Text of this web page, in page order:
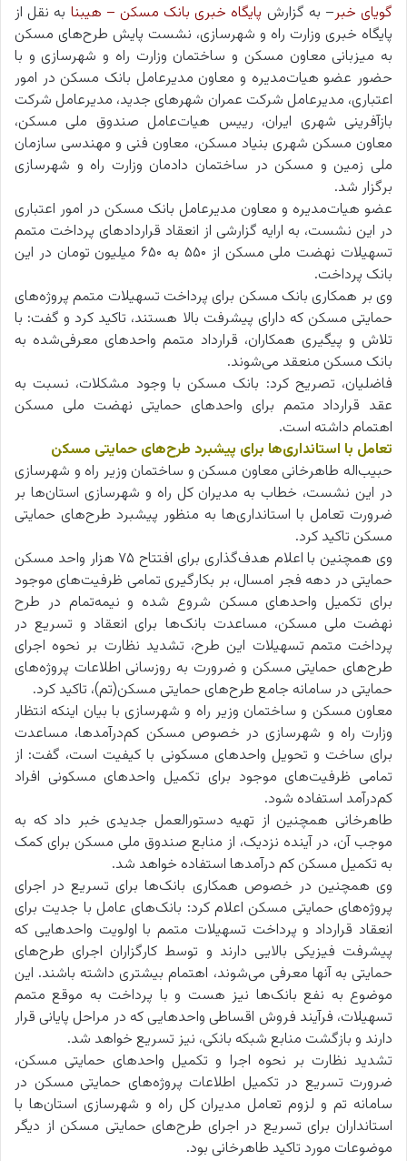
گویای خبر– به گزارش پایگاه خبری بانک مسکن – هیبنا به نقل از
پایگاه خبری وزارت راه و شهرسازی، نشست پایش طرح‌های مسکن
به میزبانی معاون مسکن و ساختمان وزارت راه و شهرسازی و با
حضور عضو هیات‌مدیره و معاون مدیرعامل بانک مسکن در امور
اعتباری، مدیرعامل شرکت عمران شهرهای جدید، مدیرعامل شرکت
بازآفرینی شهری ایران، رییس هیات‌عامل صندوق ملی مسکن،
معاون مسکن شهری بنیاد مسکن، معاون فنی و مهندسی سازمان
ملی زمین و مسکن در ساختمان دادمان وزارت راه و شهرسازی
برگزار شد.
عضو هیات‌مدیره و معاون مدیرعامل بانک مسکن در امور اعتباری
در این نشست، به ارایه گزارشی از انعقاد قراردادهای پرداخت متمم
تسهیلات نهضت ملی مسکن از ۵۵۰ به ۶۵۰ میلیون تومان در این
بانک پرداخت.
وی بر همکاری بانک مسکن برای پرداخت تسهیلات متمم پروژه‌های
حمایتی مسکن که دارای پیشرفت بالا هستند، تاکید کرد و گفت: با
تلاش و پیگیری همکاران، قرارداد متمم واحدهای معرفی‌شده به
بانک مسکن منعقد می‌شوند.
فاضلیان، تصریح کرد: بانک مسکن با وجود مشکلات، نسبت به
عقد قرارداد متمم برای واحدهای حمایتی نهضت ملی مسکن
اهتمام داشته است.
تعامل با استانداری‌ها برای پیشبرد طرح‌های حمایتی مسکن
حبیب‌اله طاهرخانی معاون مسکن و ساختمان وزیر راه و شهرسازی
در این نشست، خطاب به مدیران کل راه و شهرسازی استان‌ها بر
ضرورت تعامل با استانداری‌ها به منظور پیشبرد طرح‌های حمایتی
مسکن تاکید کرد.
وی همچنین با اعلام هدف‌گذاری برای افتتاح ۷۵ هزار واحد مسکن
حمایتی در دهه فجر امسال، بر بکارگیری تمامی ظرفیت‌های موجود
برای تکمیل واحدهای مسکن شروع شده و نیمه‌تمام در طرح
نهضت ملی مسکن، مساعدت بانک‌ها برای انعقاد و تسریع در
پرداخت متمم تسهیلات این طرح، تشدید نظارت بر نحوه اجرای
طرح‌های حمایتی مسکن و ضرورت به روزسانی اطلاعات پروژه‌های
حمایتی در سامانه جامع طرح‌های حمایتی مسکن(تم)، تاکید کرد.
معاون مسکن و ساختمان وزیر راه و شهرسازی با بیان اینکه انتظار
وزارت راه و شهرسازی در خصوص مسکن کم‌درآمدها، مساعدت
برای ساخت و تحویل واحدهای مسکونی با کیفیت است، گفت: از
تمامی ظرفیت‌های موجود برای تکمیل واحدهای مسکونی افراد
کم‌درآمد استفاده شود.
طاهرخانی همچنین از تهیه دستورالعمل جدیدی خبر داد که به
موجب آن، در آینده نزدیک، از منابع صندوق ملی مسکن برای کمک
به تکمیل مسکن کم درآمدها استفاده خواهد شد.
وی همچنین در خصوص همکاری بانک‌ها برای تسریع در اجرای
پروژه‌های حمایتی مسکن اعلام کرد: بانک‌های عامل با جدیت برای
انعقاد قرارداد و پرداخت تسهیلات متمم با اولویت واحدهایی که
پیشرفت فیزیکی بالایی دارند و توسط کارگزاران اجرای طرح‌های
حمایتی به آنها معرفی می‌شوند، اهتمام بیشتری داشته باشند. این
موضوع به نفع بانک‌ها نیز هست و با پرداخت به موقع متمم
تسهیلات، فرآیند فروش اقساطی واحدهایی که در مراحل پایانی قرار
دارند و بازگشت منابع شبکه بانکی، نیز تسریع خواهد شد.
تشدید نظارت بر نحوه اجرا و تکمیل واحدهای حمایتی مسکن،
ضرورت تسریع در تکمیل اطلاعات پروژه‌های حمایتی مسکن در
سامانه تم و لزوم تعامل مدیران کل راه و شهرسازی استان‌ها با
استانداران برای تسریع در اجرای طرح‌های حمایتی مسکن از دیگر
موضوعات مورد تاکید طاهرخانی بود.